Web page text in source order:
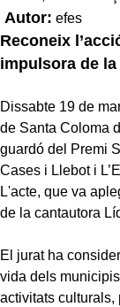
Autor: efes
Reconeix
impulsora de
Dissabte 19 de
de Santa Coloma
guardó del Premi
Cases i Llebot i
L'acte, que va
de la cantautora
El jurat ha
vida dels
activitats